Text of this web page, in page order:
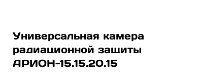
Универсальная камера
радиационной защиты
АРИОН-15.15.20.15